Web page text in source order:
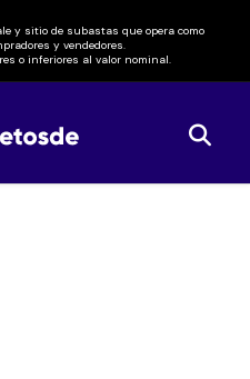
y sitio de subastas que opera como
y vendedores.
o inferiores al valor nominal.